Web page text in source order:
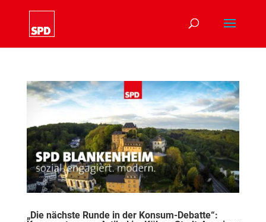
„Die nächste Runde in der Konsum-Debatte“: